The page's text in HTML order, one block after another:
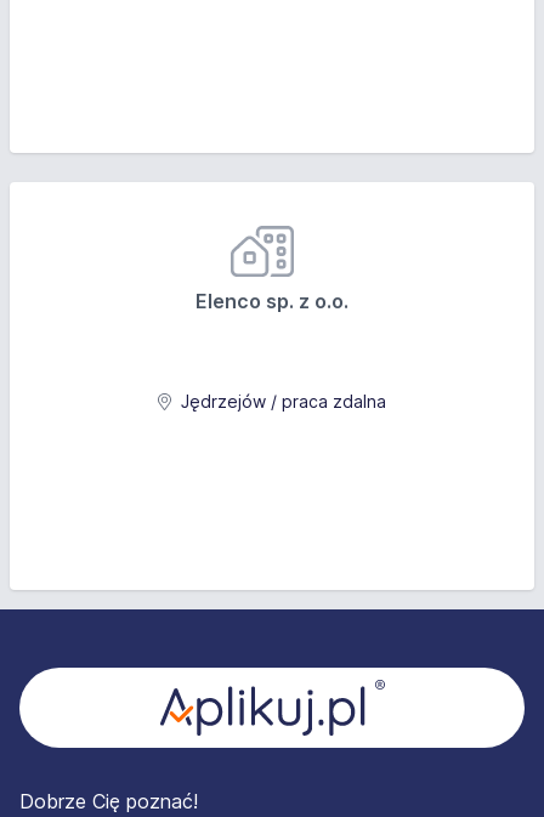
Elenco sp. z o.o.
Jędrzejów / praca zdalna
Dobrze Cię poznać!